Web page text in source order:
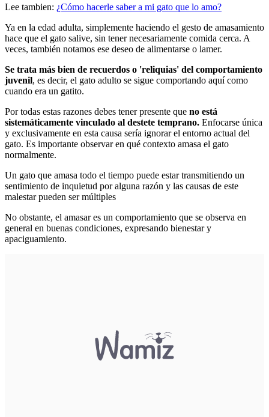
Lee tambien: ¿Cómo hacerle saber a mi gato que lo amo?
Ya en la edad adulta, simplemente haciendo el gesto de amasamiento
hace que el gato salive, sin tener necesariamente comida cerca. A
veces, también notamos ese deseo de alimentarse o lamer.
Se trata más bien de recuerdos o 'reliquias' del comportamiento
juvenil, es decir, el gato adulto se sigue comportando aquí como
cuando era un gatito.
Por todas estas razones debes tener presente que no está
sistemáticamente vinculado al destete temprano. Enfocarse única
y exclusivamente en esta causa sería ignorar el entorno actual del
gato. Es importante observar en qué contexto amasa el gato
normalmente.
Un gato que amasa todo el tiempo puede estar transmitiendo un
sentimiento de inquietud por alguna razón y las causas de este
malestar pueden ser múltiples
No obstante, el amasar es un comportamiento que se observa en
general en buenas condiciones, expresando bienestar y
apaciguamiento.